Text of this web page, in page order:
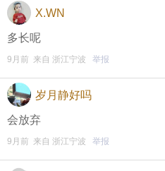
X.WN
多长呢
9月前 来自 浙江宁波 举报
岁月静好吗
会放弃
9月前 来自 浙江宁波 举报